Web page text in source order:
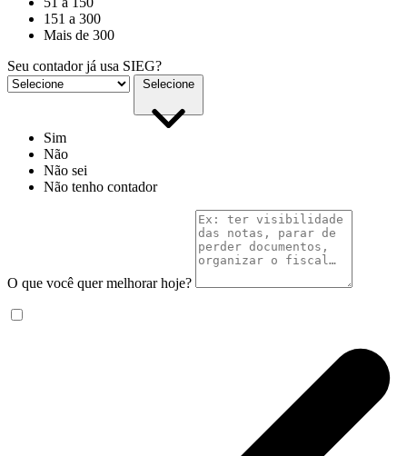
151 a 300
Mais de 300
Seu contador já usa SIEG?
Selecione
Sim
Não
Não sei
Não tenho contador
O que você quer melhorar hoje?